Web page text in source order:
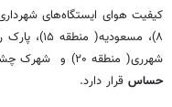
شهرری( منطقه ۲۰) و شهرک چشمه( منطقه ۲۲) در شرایط
حساس قرار دارد.